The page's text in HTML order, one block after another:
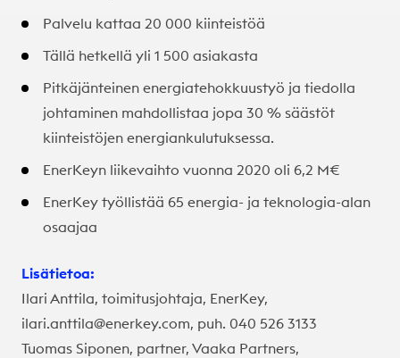
Palvelu kattaa 20 000 kiinteistöä
Tällä hetkellä yli 1 500 asiakasta
Pitkäjänteinen energiatehokkuustyö ja tiedolla
johtaminen mahdollistaa jopa 30 % säästöt
kiinteistöjen energiankulutuksessa.
EnerKeyn liikevaihto vuonna 2020 oli 6,2 M€
EnerKey työllistää 65 energia- ja teknologia-alan
osaajaa
Lisätietoa:
Ilari Anttila, toimitusjohtaja, EnerKey,
ilari.anttila@enerkey.com, puh. 040 526 3133
Tuomas Siponen, partner, Vaaka Partners,